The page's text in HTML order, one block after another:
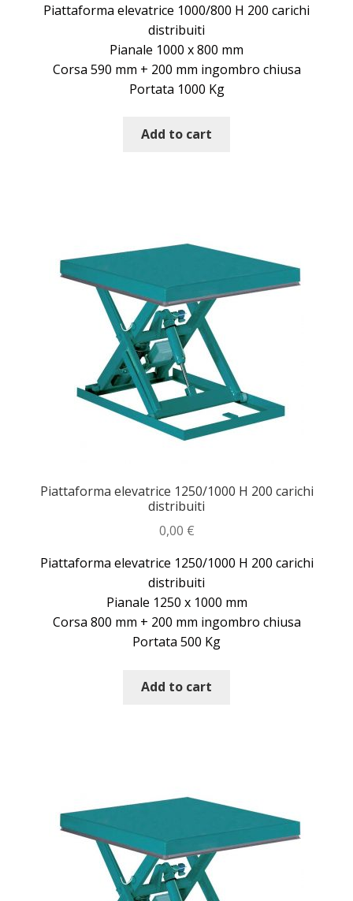
Piattaforma elevatrice 1000/800 H 200 carichi
distribuiti
Pianale 1000 x 800 mm
Corsa 590 mm + 200 mm ingombro chiusa
Portata 1000 Kg
Add to cart
Piattaforma elevatrice 1250/1000 H 200 carichi
distribuiti
0,00 €
Piattaforma elevatrice 1250/1000 H 200 carichi
distribuiti
Pianale 1250 x 1000 mm
Corsa 800 mm + 200 mm ingombro chiusa
Portata 500 Kg
Add to cart